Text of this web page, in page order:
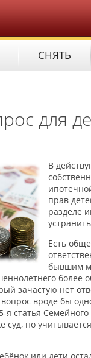
СНЯТЬ
для
В
прав
разделе
Есть
бывшим
более
зачастую нет
вроде бы
статья
но